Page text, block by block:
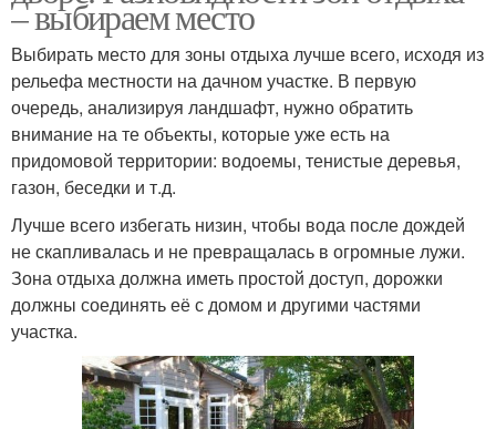
– выбираем место
Выбирать место для зоны отдыха лучше всего, исходя из
рельефа местности на дачном участке. В первую
очередь, анализируя ландшафт, нужно обратить
внимание на те объекты, которые уже есть на
придомовой территории: водоемы, тенистые деревья,
газон, беседки и т.д.
Лучше всего избегать низин, чтобы вода после дождей
не скапливалась и не превращалась в огромные лужи.
Зона отдыха должна иметь простой доступ, дорожки
должны соединять её с домом и другими частями
участка.